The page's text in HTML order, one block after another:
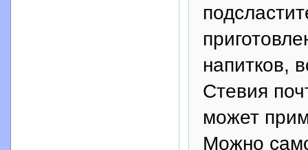
напитков,
Стевия
может
Можно